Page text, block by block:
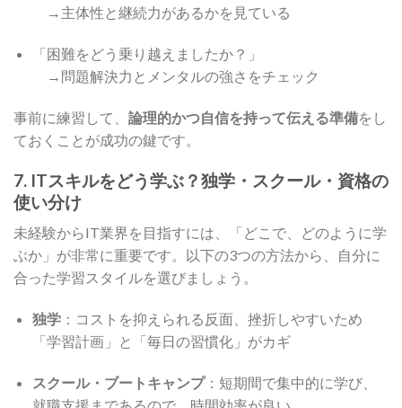
→主体性と継続力があるかを見ている
「困難をどう乗り越えましたか？」
→問題解決力とメンタルの強さをチェック
事前に練習して、 論理的かつ自信を持って伝える準備をし
ておくことが成功の鍵です。
7. ITスキルをどう学ぶ？独学・スクール・資格の
使い分け
未経験からIT業界を目指すには、「どこで、どのように学
ぶか」が非常に重要です。以下の3つの方法から、自分に
合った学習スタイルを選びましょう。
独学：コストを抑えられる反面、挫折しやすいため
「学習計画」と「毎日の習慣化」がカギ
スクール・ブートキャンプ：短期間で集中的に学び、